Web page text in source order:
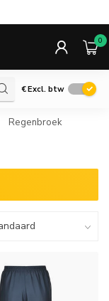
0
€Excl. btw
Regenbroek